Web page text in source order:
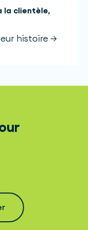
la clientèle,
histoire →